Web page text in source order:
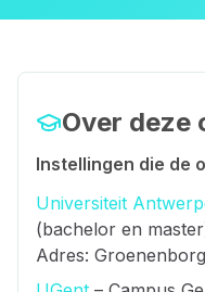
Over deze
Instellingen die de
Universiteit
(bachelor en
Adres: